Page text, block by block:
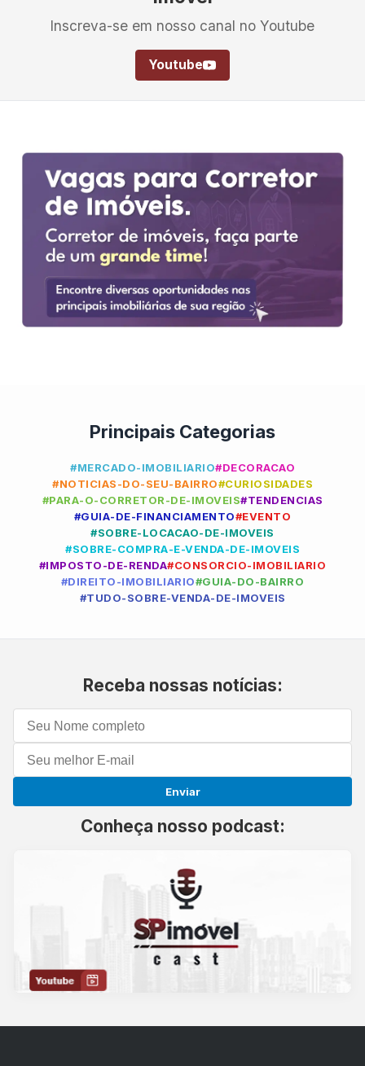
Inscreva-se em nosso canal no Youtube
Youtube
Principais Categorias
#MERCADO-IMOBILIARIO#DECORACAO
#NOTICIAS-DO-SEU-BAIRRO#CURIOSIDADES
#PARA-O-CORRETOR-DE-IMOVEIS#TENDENCIAS
#GUIA-DE-FINANCIAMENTO#EVENTO
#SOBRE-LOCACAO-DE-IMOVEIS
#SOBRE-COMPRA-E-VENDA-DE-IMOVEIS
#IMPOSTO-DE-RENDA#CONSORCIO-IMOBILIARIO
#DIREITO-IMOBILIARIO#GUIA-DO-BAIRRO
#TUDO-SOBRE-VENDA-DE-IMOVEIS
Receba nossas notícias:
Enviar
Conheça nosso podcast: